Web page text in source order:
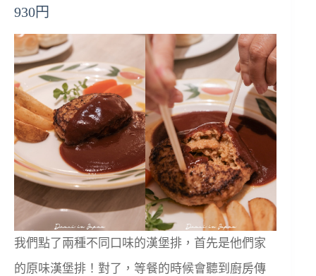
930円
我們點了兩種不同口味的漢堡排，首先是他們家
的原味漢堡排！對了，等餐的時候會聽到廚房傳